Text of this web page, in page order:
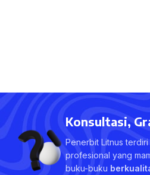
Konsultasi,
Penerbit Litnus terdiri
profesional yang
buku-buku